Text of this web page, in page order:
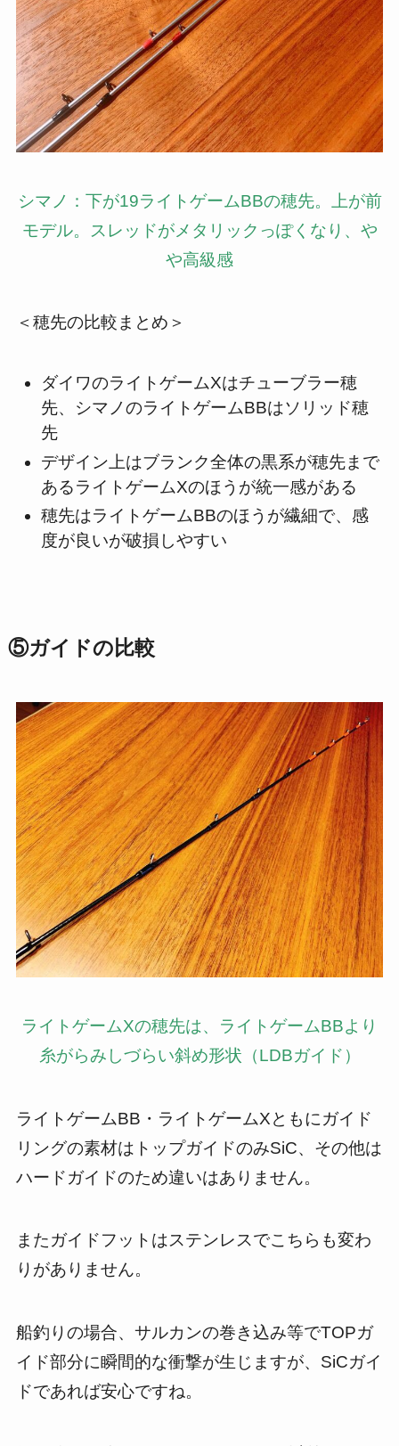
シマノ：下が19ライトゲームBBの穂先。上が前
モデル。スレッドがメタリックっぽくなり、や
や高級感
＜穂先の比較まとめ＞
ダイワのライトゲームXはチューブラー穂
先、シマノのライトゲームBBはソリッド穂
先
デザイン上はブランク全体の黒系が穂先まで
あるライトゲームXのほうが統一感がある
穂先はライトゲームBBのほうが繊細で、感
度が良いが破損しやすい
⑤ガイドの比較
ライトゲームXの穂先は、ライトゲームBBより
糸がらみしづらい斜め形状（LDBガイド）
ライトゲームBB・ライトゲームXともにガイド
リングの素材はトップガイドのみSiC、その他は
ハードガイドのため違いはありません。
またガイドフットはステンレスでこちらも変わ
りがありません。
船釣りの場合、サルカンの巻き込み等でTOPガ
イド部分に瞬間的な衝撃が生じますが、SiCガイ
ドであれば安心ですね。